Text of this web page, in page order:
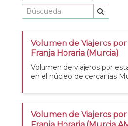
Volumen de Viajeros por
Franja Horaria (Murcia)
Volumen de viajeros por
en el núcleo de cercanías
Volumen de Viajeros por